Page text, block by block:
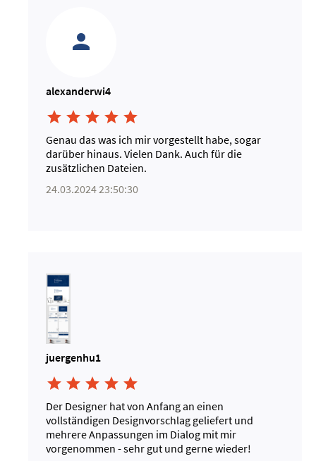
alexanderwi4
    
Genau das was ich mir vorgestellt habe, sogar
darüber hinaus. Vielen Dank. Auch für die
zusätzlichen Dateien.
24.03.2024 23:50:30
juergenhu1
    
Der Designer hat von Anfang an einen
vollständigen Designvorschlag geliefert und
mehrere Anpassungen im Dialog mit mir
vorgenommen - sehr gut und gerne wieder!